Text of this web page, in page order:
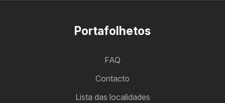
Portafolhetos
FAQ
Contacto
Lista das localidades